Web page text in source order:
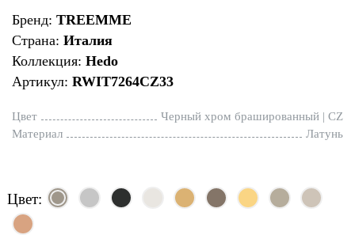
Бренд: TREEMME
Страна: Италия
Коллекция: Hedo
Артикул: RWIT7264CZ33
Цвет
Черный хром брашированный | CZ
Материал
Латунь
Цвет: